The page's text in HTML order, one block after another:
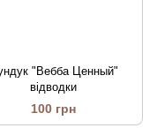
"Вебба Ценный"
відводки
100 грн